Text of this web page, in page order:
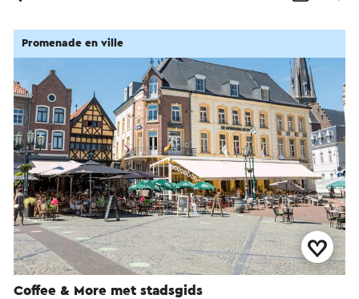
Coffee & More met stadsgids
Promenade en ville